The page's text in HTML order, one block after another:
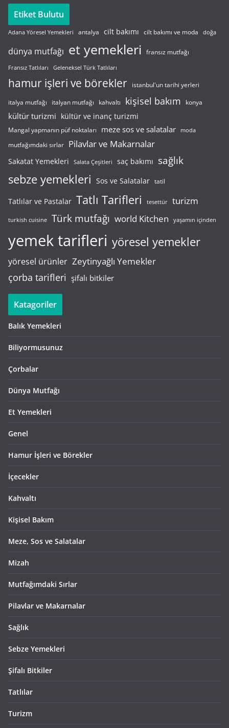
Etiket Bulutu
Adana Yöresel Yemekleri antalya cilt bakımı cilt bakımı ve moda doğa
dünya mutfağı et yemekleri fransız mutfağı
Fransız Tatlıları Geleneksel Türk Tatlıları
hamur işleri ve börekler istanbul'un tarihi yerleri
italya mutfağı italyan mutfağı kahvaltı kişisel bakım konya
kültür turizmi kültür ve inanç turizmi
Mangal yapmanın püf noktaları meze sos ve salatalar moda
mutfağımdaki sırlar Pilavlar ve Makarnalar
Sakatat Yemekleri Salata Çeşitleri saç bakımı sağlık
sebze yemekleri Sos ve Salatalar tatil
Tatlılar ve Pastalar Tatlı Tarifleri tesettür turizm
turkish cuisine Türk mutfağı world Kitchen yaşamın içinden
yemek tarifleri yöresel yemekler
yöresel ürünler Zeytinyağlı Yemekler
çorba tarifleri şifalı bitkiler
Katagoriler
Balık Yemekleri
Biliyormusunuz
Çorbalar
Dünya Mutfağı
Et Yemekleri
Genel
Hamur İşleri ve Börekler
İçecekler
Kahvaltı
Kişisel Bakım
Meze, Sos ve Salatalar
Mizah
Mutfağımdaki Sırlar
Pilavlar ve Makarnalar
Sağlık
Sebze Yemekleri
Şifalı Bitkiler
Tatlılar
Turizm